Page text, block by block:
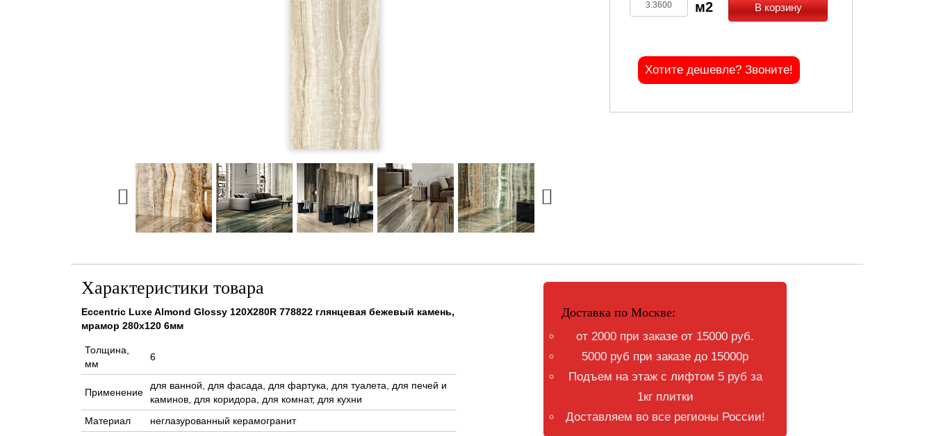
В корзину
Хотите дешевле? Звоните!
Характеристики товара
Eccentric Luxe Almond Glossy 120X280R 778822 глянцевая бежевый камень,
мрамор 280x120 6мм
Толщина,
мм
6
Применение
для ванной, для фасада, для фартука, для туалета, для печей и
каминов, для коридора, для комнат, для кухни
Материал
неглазурованный керамогранит
Доставка по Москве:
от 2000 при заказе от 15000 руб.
5000 руб при заказе до 15000р
Подъем на этаж с лифтом 5 руб за
1кг плитки
Доставляем во все регионы России!